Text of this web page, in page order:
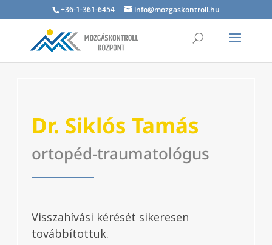
+36-1-361-6454 info@mozgaskontroll.hu
Dr. Siklós Tamás
ortopéd-traumatológus
Visszahívási kérését sikeresen
továbbítottuk.